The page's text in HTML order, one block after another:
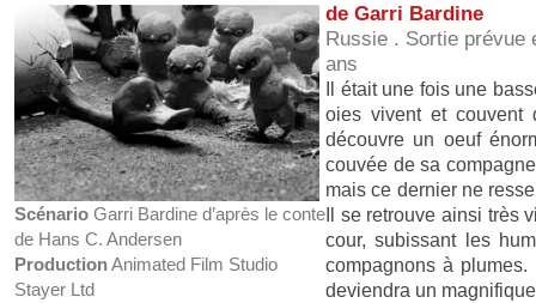
Scénario Garri Bardine d’après le conte
de Hans C. Andersen
ProductionAnimated Film Studio
Stayer Ltd
de Garri Bardine
Russie . Sortie prévue
ans
Il était une fois une
oies vivent et couvent
découvre un oeuf
couvée de sa
mais ce dernier ne
Il se retrouve ainsi très
cour, subissant les
compagnons à
deviendra un